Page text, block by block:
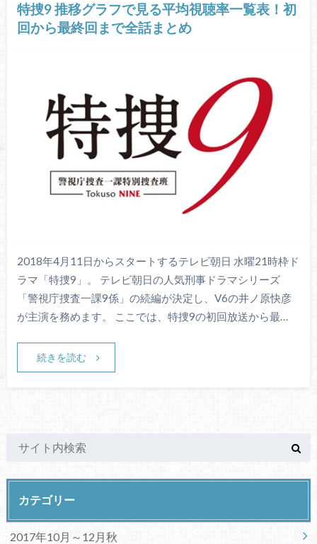
特捜9 推移グラフで見る平均視聴率一覧表！初
回から最終回まで全話まとめ
2018年4月11日からスタートするテレビ朝日 水曜21時枠ド
ラマ「特捜9」。 テレビ朝日の人気刑事ドラマシリーズ
「警視庁捜査一課9係」の続編が決定し、V6の井ノ原快彦
が主演を務めます。 ここでは、特捜9の初回放送から最…
続きを読む
カテゴリー
2017年10月～12月秋